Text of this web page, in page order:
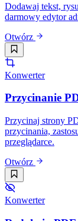
Dodawaj tekst,
darmowy edytor
Otwórz
Konwerter
Przycinanie
Przycinaj strony
przycinania,
przeglądarce.
Otwórz
Konwerter